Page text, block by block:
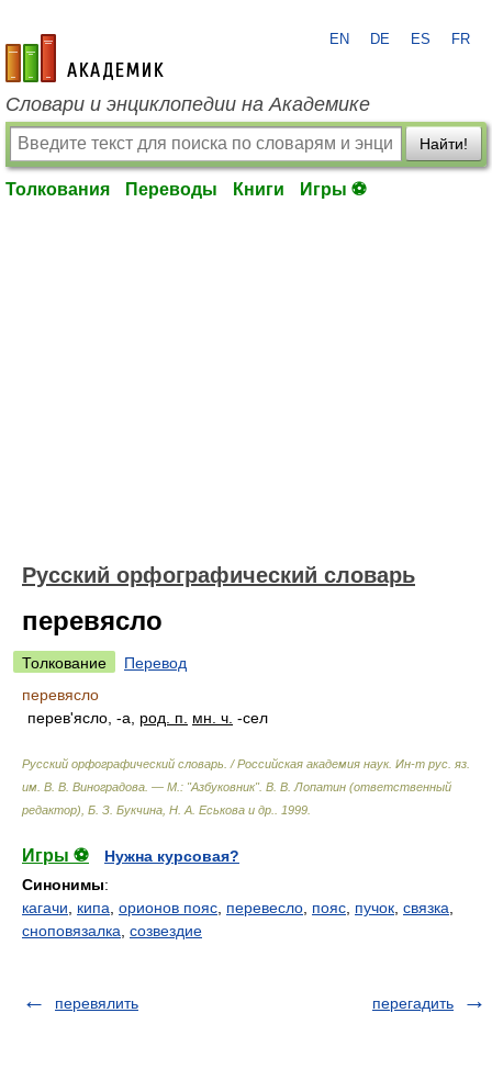
academic.ru
EN DE ES FR
Словари и энциклопедии на Академике
Найти!
Толкования Переводы Книги Игры ⚽
Русский орфографический словарь
перевясло
Толкование
Перевод
перевясло
перев'ясло, -а, род. п. мн. ч. -сел
Русский орфографический словарь. / Российская академия наук. Ин-т рус. яз.
им. В. В. Виноградова. — М.: "Азбуковник". В. В. Лопатин (ответственный
редактор), Б. З. Букчина, Н. А. Еськова и др.
1999
Игры ⚽
Нужна курсовая?
Синонимы:
кагачи
кипа орионов пояс перевесло пояс пучок связка
сноповязалка созвездие
перевялить перегадить